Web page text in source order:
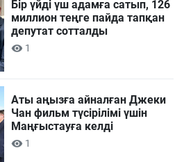
Бір үйді үш адамға сатып, 126
миллион теңге пайда тапқан
депутат сотталды
1
Аты аңызға айналған Джеки
Чан фильм түсірілімі үшін
Маңғыстауға келді
1